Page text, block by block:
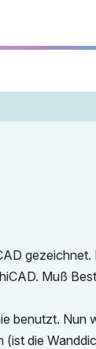
gezeichnet.
Muß
benutzt. Nun
(ist die